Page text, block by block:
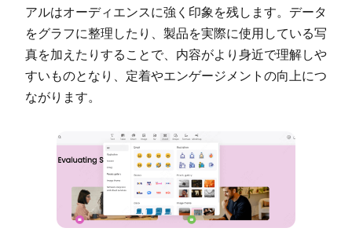
アルはオーディエンスに強く印象を残します。データ
をグラフに整理したり、製品を実際に使用している写
真を加えたりすることで、内容がより身近で理解しや
すいものとなり、定着やエンゲージメントの向上につ
ながります。